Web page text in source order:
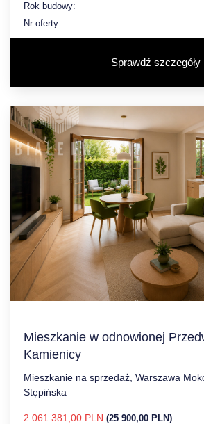
Rok budowy:
Nr oferty:
Sprawdź szczegóły
Mieszkanie w odnowionej
Kamienicy
Mieszkanie na sprzedaż, Warszawa
Stępińska
2 061 381,00 PLN (25 900,00 PLN)